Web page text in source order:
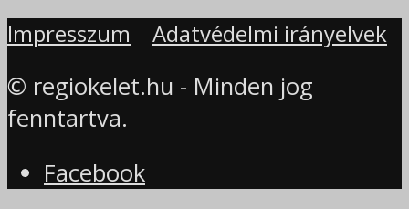
Impresszum Adatvédelmi irányelvek
© regiokelet.hu - Minden jog
fenntartva.
Facebook